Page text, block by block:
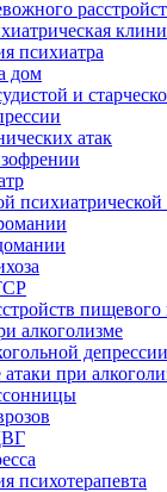
психиатра
дом
и
атак
пищевого
алкоголизме
депрессии
при
психотерапевта